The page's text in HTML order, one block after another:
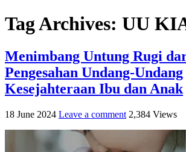
Tag Archives: UU
Menimbang Untung Rugi
Pengesahan Undang-Undang
Kesejahteraan Ibu dan Anak
18 June 2024 Leave a comment 2,384 Views